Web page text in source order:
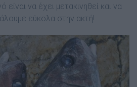
είναι να έχει µετακινηθεί και να
εύκολα στην ακτή!